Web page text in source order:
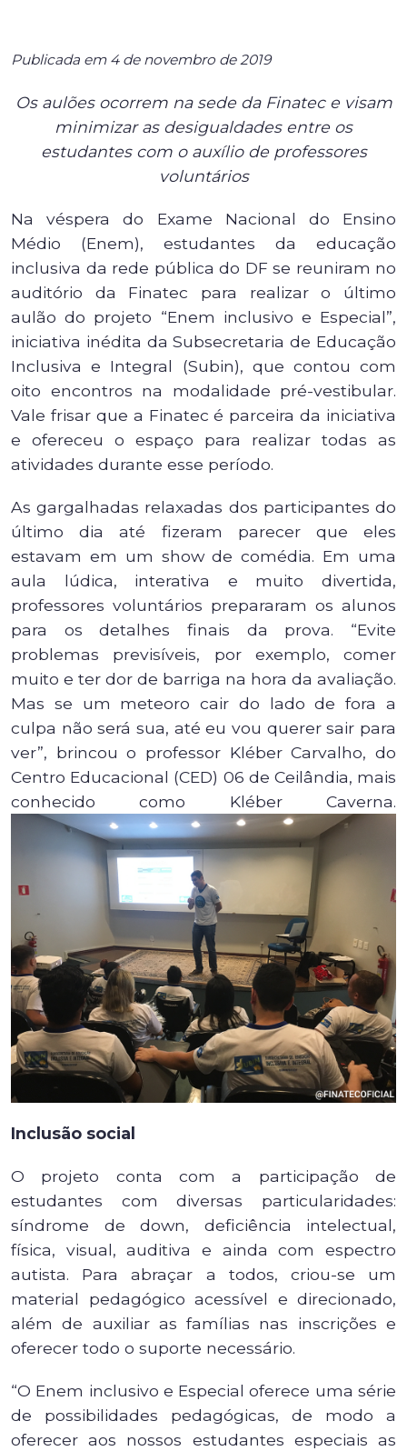
Publicada em 4 de novembro de 2019
Os aulões ocorrem na sede da Finatec e visam
minimizar as desigualdades entre os
estudantes com o auxílio de professores
voluntários
Na véspera do Exame Nacional do Ensino
Médio (Enem), estudantes da educação
inclusiva da rede pública do DF se reuniram no
auditório da Finatec para realizar o último
aulão do projeto “Enem inclusivo e Especial”,
iniciativa inédita da Subsecretaria de Educação
Inclusiva e Integral (Subin), que contou com
oito encontros na modalidade pré-vestibular.
Vale frisar que a Finatec é parceira da iniciativa
e ofereceu o espaço para realizar todas as
atividades durante esse período.
As gargalhadas relaxadas dos participantes do
último dia até fizeram parecer que eles
estavam em um show de comédia. Em uma
aula lúdica, interativa e muito divertida,
professores voluntários prepararam os alunos
para os detalhes finais da prova. “Evite
problemas previsíveis, por exemplo, comer
muito e ter dor de barriga na hora da avaliação.
Mas se um meteoro cair do lado de fora a
culpa não será sua, até eu vou querer sair para
ver”, brincou o professor Kléber Carvalho, do
Centro Educacional (CED) 06 de Ceilândia, mais
conhecido como Kléber Caverna.
Inclusão social
O projeto conta com a participação de
estudantes com diversas particularidades:
síndrome de down, deficiência intelectual,
física, visual, auditiva e ainda com espectro
autista. Para abraçar a todos, criou-se um
material pedagógico acessível e direcionado,
além de auxiliar as famílias nas inscrições e
oferecer todo o suporte necessário.
“O Enem inclusivo e Especial oferece uma série
de possibilidades pedagógicas, de modo a
oferecer aos nossos estudantes especiais as